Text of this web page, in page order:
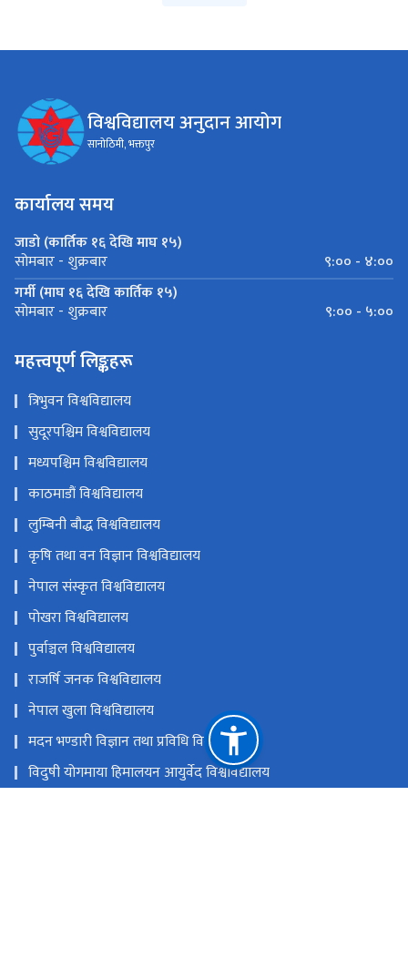
विश्वविद्यालय अनुदान आयोग
सानोठिमी, भक्तपुर
कार्यालय समय
जाडो (कार्तिक १६ देखि माघ १५)
सोमबार - शुक्रबार
९:०० - ४:००
गर्मी (माघ १६ देखि कार्तिक १५)
सोमबार - शुक्रबार ९:०० - ५:००
महत्त्वपूर्ण लिङ्कहरू
त्रिभुवन विश्वविद्यालय
सुदूरपश्चिम विश्वविद्यालय
मध्यपश्चिम विश्वविद्यालय
काठमाडौं विश्वविद्यालय
लुम्बिनी बौद्ध विश्वविद्यालय
कृषि तथा वन विज्ञान विश्वविद्यालय
नेपाल संस्कृत विश्वविद्यालय
पोखरा विश्वविद्यालय
पुर्वाञ्चल विश्वविद्यालय
राजर्षि जनक विश्वविद्यालय
नेपाल खुला विश्वविद्यालय
मदन भण्डारी विज्ञान तथा प्रविधि विश्वविद्यालय
विदुषी योगमाया हिमालयन आयुर्वेद विश्वविद्यालय